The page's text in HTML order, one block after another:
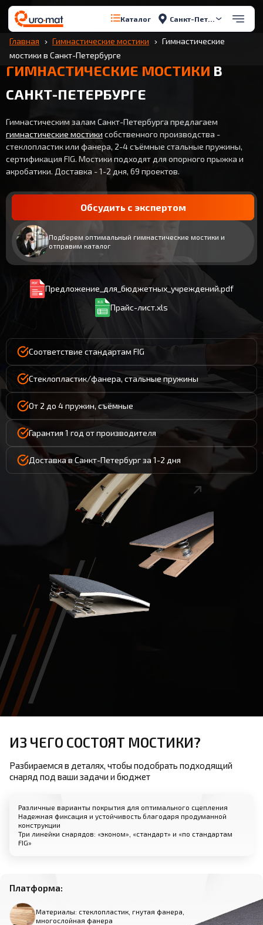
Каталог Санкт-Петербург
Главная Гимнастические мостики
Гимнастические
мостики в Санкт-Петербурге
ГИМНАСТИЧЕСКИЕ МОСТИКИ В
САНКТ-ПЕТЕРБУРГЕ
Гимнастическим залам Санкт-Петербурга предлагаем
гимнастические мостики собственного производства -
стеклопластик или фанера, 2-4 съёмные стальные пружины,
сертификация FIG. Мостики подходят для опорного прыжка и
акробатики. Доставка - 1-2 дня, 69 проектов.
Обсудить с экспертом
Подберем оптимальный гимнастические мостики и
отправим каталог
Предложение_для_бюджетных_учреждений.pdf
Прайс-лист.xls
Соответствие стандартам FIG
Стеклопластик/фанера, стальные пружины
От 2 до 4 пружин, съёмные
Гарантия 1 год от производителя
Доставка в Санкт-Петербург за 1-2 дня
ИЗ ЧЕГО СОСТОЯТ МОСТИКИ?
Разбираемся в деталях, чтобы подобрать подходящий
снаряд под ваши задачи и бюджет
Различные варианты покрытия для оптимального сцепления
Надежная фиксация и устойчивость благодаря продуманной
конструкции
Три линейки снарядов: «эконом», «стандарт» и «по стандартам
FIG»
Платформа:
Материалы: стеклопластик, гнутая фанера,
многослойная фанера